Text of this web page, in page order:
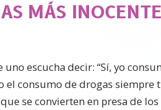
MÁS
escucha decir: “Sí, yo
el consumo de drogas siempre
se convierten en presa de